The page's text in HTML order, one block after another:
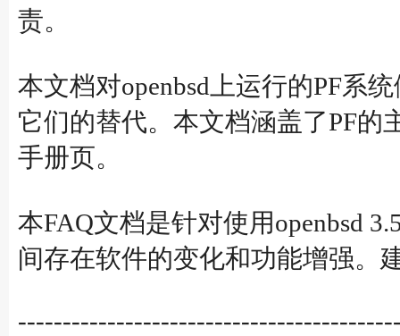
责。
本文档对openbsd上运行的PF系
它们的替代。本文档涵盖了PF的
手册页。
本FAQ文档是针对使用openbsd
间存在软件的变化和功能增强。